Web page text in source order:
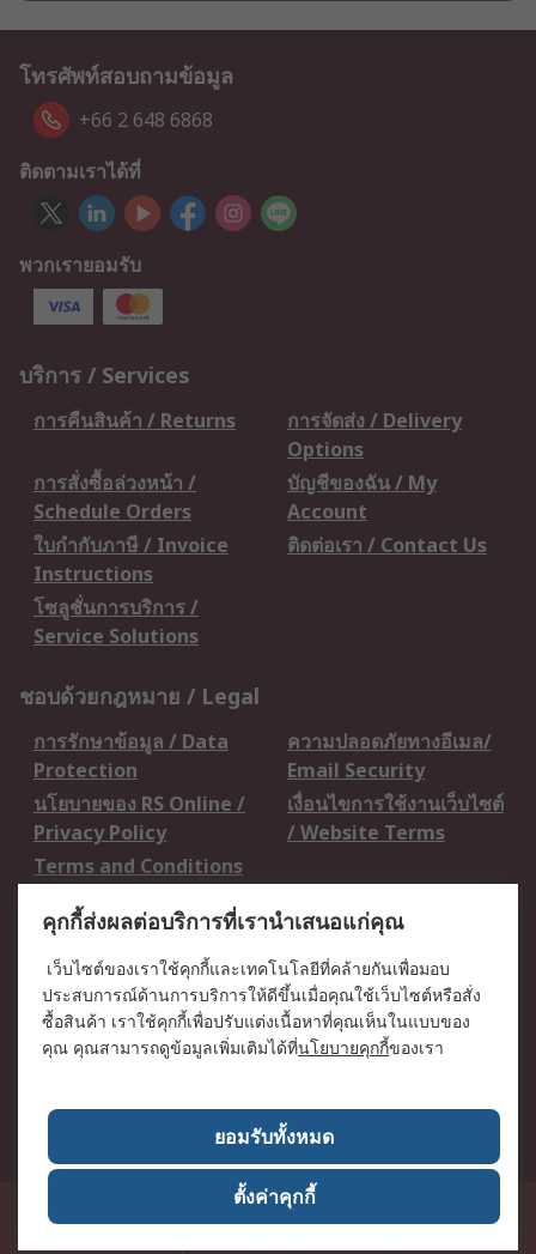
โทรศัพท์สอบถามข้อมูล
+66 2 648 6868
ติดตามเราได้ที่
พวกเรายอมรับ
บริการ / Services
การคืนสินค้า / Returns
การจัดส่ง / Delivery
Options
การสั่งซื้อล่วงหน้า /
Schedule Orders
บัญชีของฉัน / My
Account
ใบกำกับภาษี / Invoice
Instructions
ติดต่อเรา / Contact Us
โซลูชั่นการบริการ /
Service Solutions
ชอบด้วยกฎหมาย / Legal
การรักษาข้อมูล / Data
Protection
ความปลอดภัยทางอีเมล/
Email Security
นโยบายของ RS Online /
Privacy Policy
เงื่อนไขการใช้งานเว็บไซต์
/ Website Terms
Terms and Conditions
เกี่ยวกับ RS / About RS
RS ทั่วโลก / RS
Worldwide
ข่าวประชาสัมพันธ์ / Press
Centre
บริษัทในเครือ RS /
วิธีการชำระเงิน /
เกี่ยวกับ RS / About RS
อาชีพที่ RS / Careers
50 GMM Grammy Place, 19th Floor, Unit 1901-1904, Sukhumvit 21 Road
(Asoke), Klongtoey Nua, Wattana, Bangkok, Thailand 10110RS
คุกกี้ส่งผลต่อบริการที่เรานำเสนอแก่คุณ
เว็บไซต์ของเราใช้คุกกี้และเทคโนโลยีที่คล้ายกันเพื่อมอบ
ประสบการณ์ด้านการบริการให้ดีขึ้นเมื่อคุณใช้เว็บไซต์หรือสั่ง
ซื้อสินค้า เราใช้คุกกี้เพื่อปรับแต่งเนื้อหาที่คุณเห็นในแบบของ
คุณ คุณสามารถดูข้อมูลเพิ่มเติมได้ที่นโยบายคุกกี้ของเรา
ยอมรับทั้งหมด
ตั้งค่าคุกกี้